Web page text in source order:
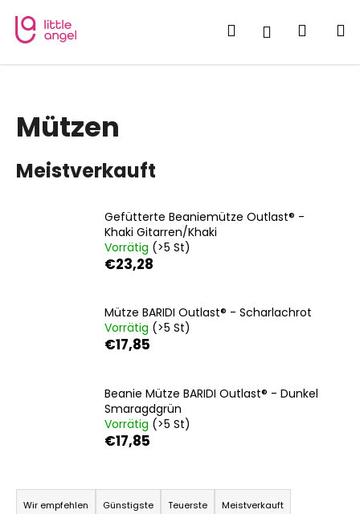
Inhalt
springen
SuchenLogin
Mützen
Meistverkauft
Gefütterte Beaniemütze Outlast® -
Khaki Gitarren/Khaki
Vorrätig (>5 St)
€23,28
Mütze BARIDI Outlast® - Scharlachrot
Vorrätig (>5 St)
€17,85
Beanie Mütze BARIDI Outlast® - Dunkel
Smaragdgrün
Vorrätig (>5 St)
€17,85
P
Wir empfehlen Günstigste Teuerste Meistverkauft
W
e
Zurück
zum
Zurück
zum
s
u
SUCHEN
W